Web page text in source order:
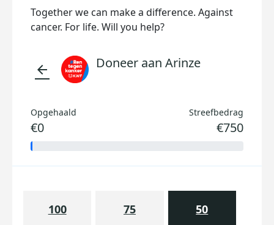
Together we can make a difference. Against
cancer. For life. Will you help?
arrow_back Doneer aan Arinze
Opgehaald
€0
Streefbedrag
€750
100 75 50